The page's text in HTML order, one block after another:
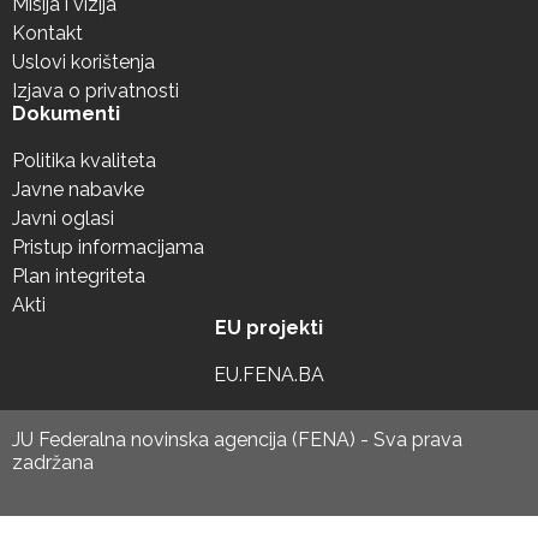
Kontakt
Uslovi korištenja
Izjava o privatnosti
Dokumenti
Politika kvaliteta
Javne nabavke
Javni oglasi
Pristup informacijama
Plan integriteta
Akti
EU projekti
EU.FENA.BA
JU Federalna novinska agencija (FENA) - Sva prava
zadržana